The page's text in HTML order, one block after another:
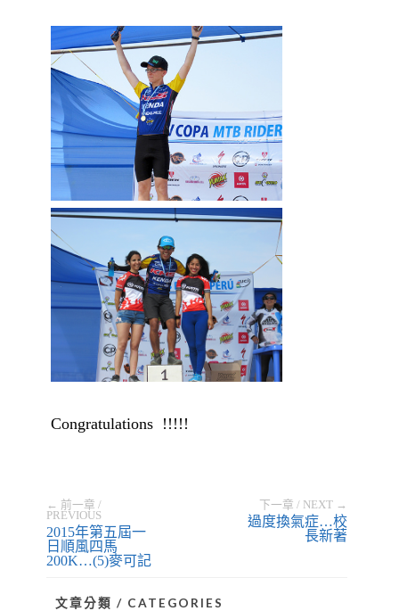
Congratulations !!!!!
← 前一章 /
PREVIOUS
2015年第五屆一
日順風四馬
200K…(5)麥可記
下一章 / NEXT →
過度換氣症…校
長新著
文章分類 / CATEGORIES